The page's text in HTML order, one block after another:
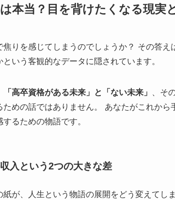
本当？目を背けたくなる現実
りを感じてしまうのでしょうか？ その答
いう客観的なデータに隠されています。
「高卒資格がある未来」と「ない未来」 、そ
ための話ではありません。 あなたがこれか
るための物語です。
入という2つの大きな差
が、人生という物語の展開をどう変えてし